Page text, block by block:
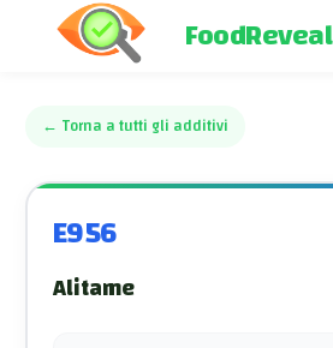
FoodReveal
← Torna a tutti gli additivi
E956
Alitame